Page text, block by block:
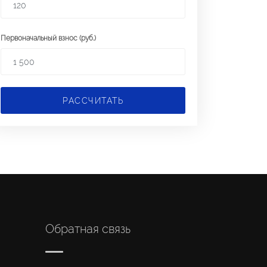
Первоначальный взнос (руб.)
РАССЧИТАТЬ
Обратная связь